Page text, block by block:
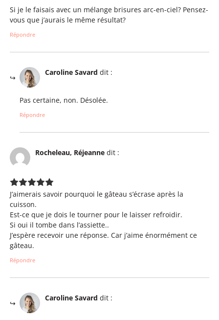
Si je le faisais avec un mélange brisures arc-en-ciel? Pensez-
vous que j’aurais le même résultat?
Répondre
Caroline Savard dit :
Pas certaine, non. Désolée.
Répondre
Rocheleau, Réjeanne dit :
J’aimerais savoir pourquoi le gâteau s’écrase après la
cuisson.
Est-ce que je dois le tourner pour le laisser refroidir.
Si oui il tombe dans l’assiette..
J’espère recevoir une réponse. Car j’aime énormément ce
gâteau.
Répondre
Caroline Savard dit :